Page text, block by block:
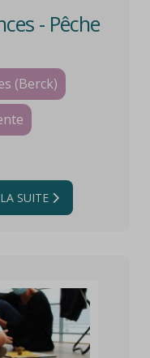
- Pêche
(Berck)
SUITE